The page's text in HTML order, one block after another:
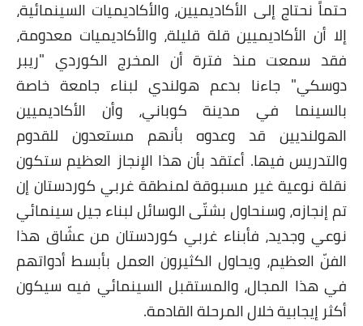
حتماً نحتاج إلى الأكاديميين، والأكاديميات السينمائية،
إلا أن الأكاديميين قلة قليلة، والأكاديميات معدومة،
فقد سمعت منذ فترة أن المخرج الكوردي "ريبر
دوسكي" جاءنا بدعم هولندي لبناء جامعة خاصة
بالسينما في مدينة كوباني، وأن الأكاديميين
الهولنديين قد وعدوه بأنهم مستعدون للقدوم
والتدريس فيها. أعتقد بأن هذا الإنجاز العظيم ستكون
نقلة نوعية غير مسبوقة لمنطقة غربي كوردستان إن
تم إنجازه، وسنحاول بشتّى الوسائل لبناء جيل سينمائي
نوعي وجديد، فأبناء غربي كوردستان من عشّاق هذا
الفنّ العظيم، ويحاول الكثيرون العمل بأبسط أدواتهم
في هذا المجال، والمستقبل السينمائي فيه سيكون
أكثر إيجابية خلال المرحلة القادمة.